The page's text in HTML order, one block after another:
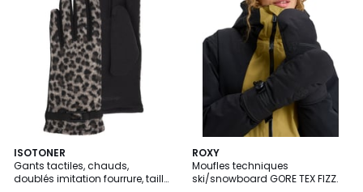
ISOTONER
Gants tactiles, chauds,
doublés imitation fourrure, taille
4,5
/ 5
ROXY
Moufles techniques
ski/snowboard GORE TEX FIZZ.